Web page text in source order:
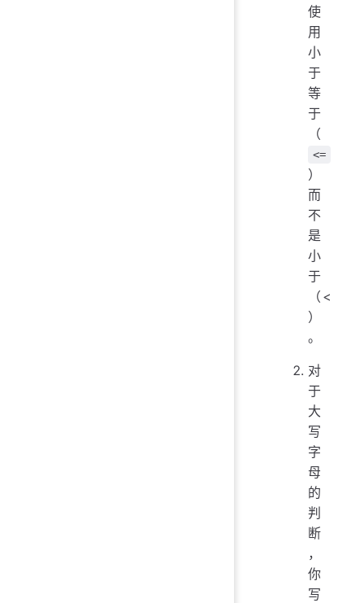
使
用
小
于
等
于
（
<=
）
而
不
是
小
于
（<
）
。
对
于
大
写
字
母
的
判
断
，
你
写